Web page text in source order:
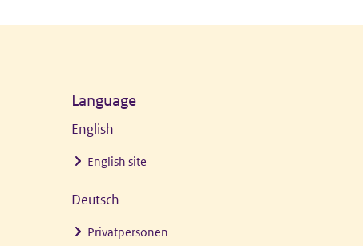
Language
English
English site
Deutsch
Privatpersonen